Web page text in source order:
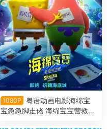
1080P
粤语动画电影海绵宝
宝急急脚走佬 海绵宝宝营救大